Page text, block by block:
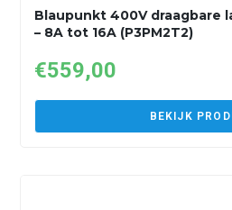
Blaupunkt 400V draagbare
– 8A tot 16A (P3PM2T2)
€559,00
BEKIJK